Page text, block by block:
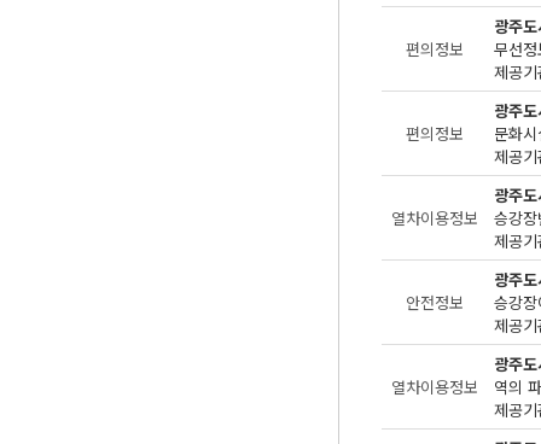
편의정보
광주
무선
제공
편의정보
광주
문화
제공
열차이용정보
광주
승강
제공
안전정보
광주
승강
제공
열차이용정보
광주
역의
제공